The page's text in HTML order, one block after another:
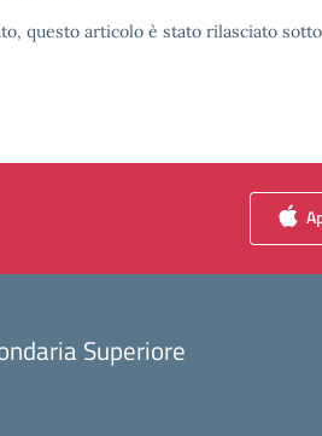
questo articolo è stato rilasciato
Superiore